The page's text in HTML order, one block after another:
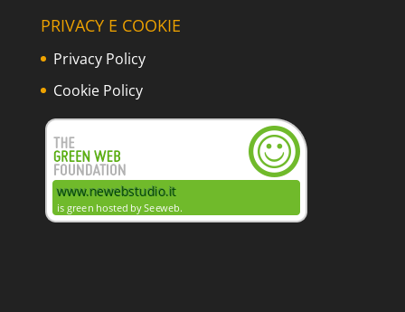
PRIVACY E COOKIE
Privacy Policy
Cookie Policy